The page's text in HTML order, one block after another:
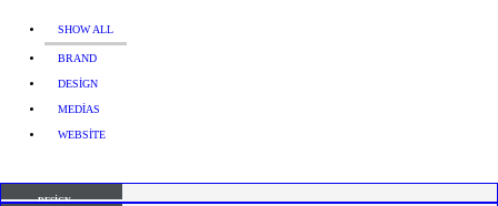
SHOW ALL
BRAND
DESIGN
MEDIAS
WEBSITE
DESIGN